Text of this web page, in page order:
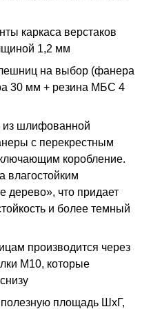
каркаса верстаков
1,2 мм
на выбор (фанера
30 мм + резина МБС 4
из шлифованной
с перекрестным
коробление.
влагостойким
дерево», что придает
и более темный
производится через
М10, которые
площадь ШхГ,